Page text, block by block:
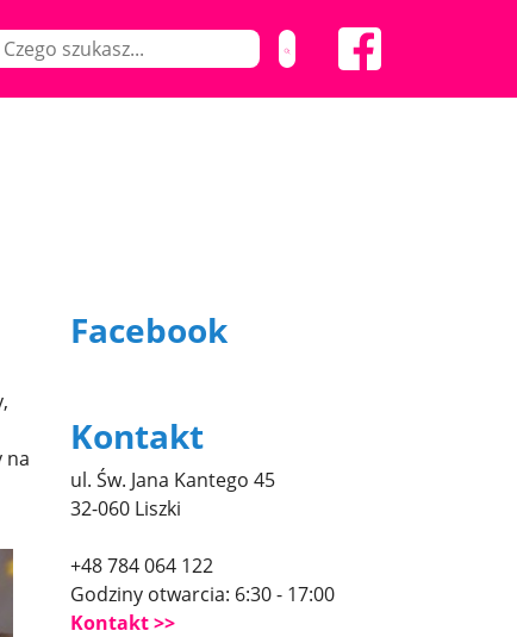
na
Facebook
Kontakt
ul. Św. Jana Kantego 45
32-060 Liszki
+48 784 064 122
Godziny otwarcia: 6:30 - 17:00
Kontakt